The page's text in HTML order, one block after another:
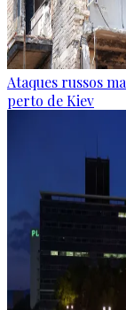
Ataques russos
perto de Kiev